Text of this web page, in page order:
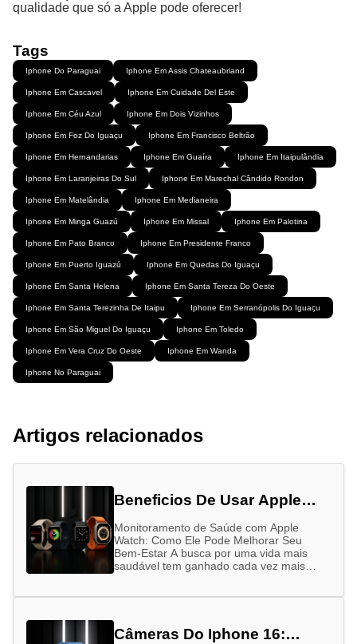
qualidade que só a Apple pode oferecer!
Tags
Iphone Do Paraguai Iphone Em Assis Chateaubriand
Iphone Em Cascavel Iphone Em Cuidade Del Este
Iphone Em Céu Azul Iphone Em Dois Vizinhos
Iphone Em Foz Do Iguaçu Iphone Em Francisco Beltrão
Iphone Em Hernandarias Iphone Em Guaíra Iphone Em Itaipulândia
Iphone Em Laranjeiras Do Sul Iphone Em Marechal Cândido Rondon
Iphone Em Matelândia Iphone Em Medianeira
Iphone Em Minga Guazú Iphone Em Missal Iphone Em Palotina
Iphone Em Pato Branco Iphone Em Presidente Franco
Iphone Em Puerto Iguazú Iphone Em Quedas Do Iguaçu
Iphone Em Santa Helena Iphone Em Santa Tereza Do Oeste
Iphone Em Santa Terezinha De Itaipu Iphone Em Serranópolis Do Iguaçu
Iphone Em São Miguel Do Iguaçu Iphone Em Toledo
Iphone Em Vera Cruz Do Oeste Iphone Em Wanda
Iphone No Paraguai
Artigos relacionados
Beneficios De Usar Apple
Monitoramento de Saúde com Apple
Watch: Como Ele Pode Melhorar Seu
Bem-Estar A busca por uma vida mais
saudável tem ganhado cada vez mais
Câmeras Do Iphone 16: